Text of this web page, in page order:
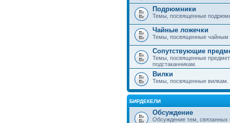
Подрюмники
Темы, посвященные
Чайные ложечки
Темы, посвященные чайным
Сопутствующие
Темы, посвященные
подстаканникам.
Вилки
Темы, посвященные вилкам.
БИРДЕКЕЛИ
Обсуждение
Обсуждение тем,